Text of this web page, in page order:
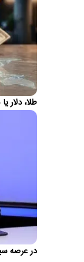
زمان
چهار به
برای
سازمان
۲.۷ برای اینترنت بین‌الملل اعلام کرد که نحوه محاسبه مصرف…
یک رسانه
می‌رسد؟
دویچه‌بانک
نرسیده و
طلا، دلار
در عرصه